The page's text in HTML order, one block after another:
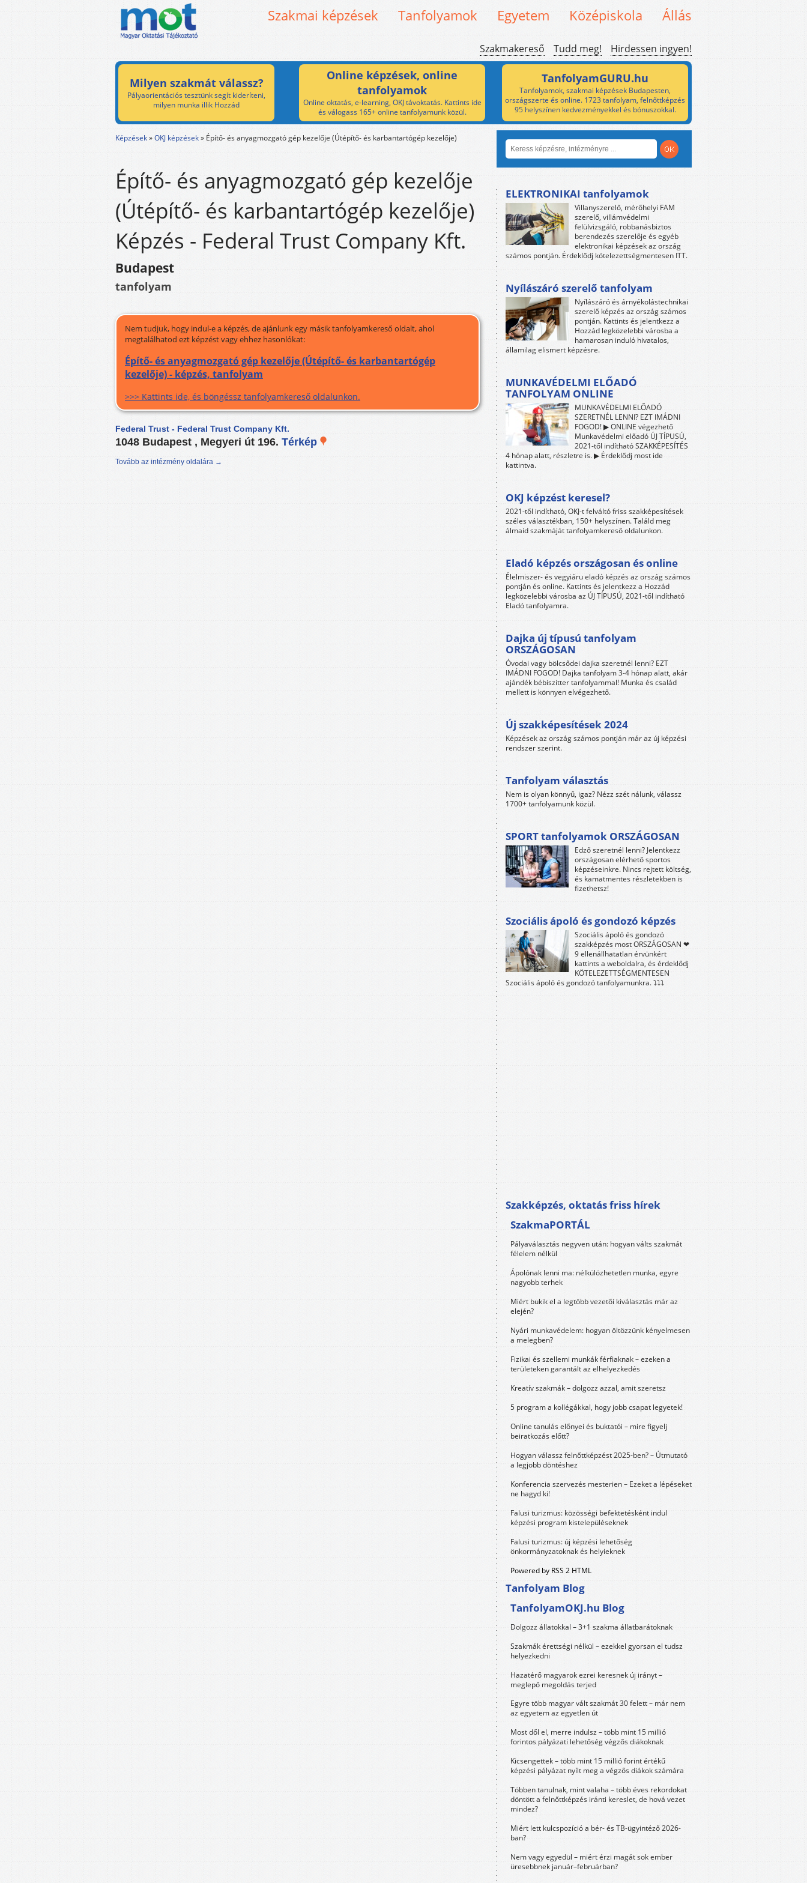
Szakmai képzések Tanfolyamok Egyetem Középiskola Állás
Szakmakereső Tudd meg! Hirdessen ingyen!
Milyen szakmát válassz?
Pályaorientációs tesztünk segít kideríteni,
milyen munka illik Hozzád
Online képzések, online
tanfolyamok
Online oktatás, e-learning, OKJ távoktatás. Kattints ide
és válogass 165+ online tanfolyamunk közül.
TanfolyamGURU.hu
Tanfolyamok, szakmai képzések Budapesten,
országszerte és online. 1723 tanfolyam, felnőttképzés
95 helyszínen kedvezményekkel és bónuszokkal.
Képzések»OKJ képzések» Építő- és anyagmozgató gép kezelője (Útépítő- és karbantartógép kezelője)
Építő- és anyagmozgató gép kezelője
(Útépítő- és karbantartógép kezelője)
Képzés - Federal Trust Company Kft.
Budapest
tanfolyam
Nem tudjuk, hogy indul-e a képzés, de ajánlunk egy másik tanfolyamkereső oldalt, ahol
megtalálhatod ezt képzést vagy ehhez hasonlókat:
Építő- és anyagmozgató gép kezelője (Útépítő- és karbantartógép
kezelője) - képzés, tanfolyam
>>> Kattints ide, és böngéssz tanfolyamkereső oldalunkon.
Federal Trust - Federal Trust Company Kft.
1048 Budapest , Megyeri út 196. Térkép
Tovább az intézmény oldalára →
ELEKTRONIKAI tanfolyamok
Villanyszerelő, mérőhelyi FAM
szerelő, villámvédelmi
felülvizsgáló, robbanásbiztos
berendezés szerelője és egyéb
elektronikai képzések az ország
számos pontján. Érdeklődj kötelezettségmentesen ITT.
Nyílászáró szerelő tanfolyam
Nyílászáró és árnyékolástechnikai
szerelő képzés az ország számos
pontján. Kattints és jelentkezz a
Hozzád legközelebbi városba a
hamarosan induló hivatalos,
államilag elismert képzésre.
MUNKAVÉDELMI ELŐADÓ
TANFOLYAM ONLINE
MUNKAVÉDELMI ELŐADÓ
SZERETNÉL LENNI? EZT IMÁDNI
FOGOD! ▶ ONLINE végezhető
Munkavédelmi előadó ÚJ TÍPUSÚ,
2021-től indítható SZAKKÉPESÍTÉS
4 hónap alatt, részletre is. ▶ Érdeklődj most ide
kattintva.
OKJ képzést keresel?
2021-től indítható, OKJ-t felváltó friss szakképesítések
széles választékban, 150+ helyszínen. Találd meg
álmaid szakmáját tanfolyamkereső oldalunkon.
Eladó képzés országosan és online
Élelmiszer- és vegyiáru eladó képzés az ország számos
pontján és online. Kattints és jelentkezz a Hozzád
legközelebbi városba az ÚJ TÍPUSÚ, 2021-től indítható
Eladó tanfolyamra.
Dajka új típusú tanfolyam
ORSZÁGOSAN
Óvodai vagy bölcsődei dajka szeretnél lenni? EZT
IMÁDNI FOGOD! Dajka tanfolyam 3-4 hónap alatt, akár
ajándék bébiszitter tanfolyammal! Munka és család
mellett is könnyen elvégezhető.
Új szakképesítések 2024
Képzések az ország számos pontján már az új képzési
rendszer szerint.
Tanfolyam választás
Nem is olyan könnyű, igaz? Nézz szét nálunk, válassz
1700+ tanfolyamunk közül.
SPORT tanfolyamok ORSZÁGOSAN
Edző szeretnél lenni? Jelentkezz
országosan elérhető sportos
képzéseinkre. Nincs rejtett költség,
és kamatmentes részletekben is
fizethetsz!
Szociális ápoló és gondozó képzés
Szociális ápoló és gondozó
szakképzés most ORSZÁGOSAN ❤
9 ellenállhatatlan érvünkért
kattints a weboldalra, és érdeklődj
KÖTELEZETTSÉGMENTESEN
Szociális ápoló és gondozó tanfolyamunkra. ⤵⤵⤵
Szakképzés, oktatás friss hírek
SzakmaPORTÁL
Pályaválasztás negyven után: hogyan válts szakmát
félelem nélkül
Ápolónak lenni ma: nélkülözhetetlen munka, egyre
nagyobb terhek
Miért bukik el a legtöbb vezetői kiválasztás már az
elején?
Nyári munkavédelem: hogyan öltözzünk kényelmesen
a melegben?
Fizikai és szellemi munkák férfiaknak – ezeken a
területeken garantált az elhelyezkedés
Kreatív szakmák – dolgozz azzal, amit szeretsz
5 program a kollégákkal, hogy jobb csapat legyetek!
Online tanulás előnyei és buktatói – mire figyelj
beiratkozás előtt?
Hogyan válassz felnőttképzést 2025-ben? – Útmutató
a legjobb döntéshez
Konferencia szervezés mesterien – Ezeket a lépéseket
ne hagyd ki!
Falusi turizmus: közösségi befektetésként indul
képzési program kistelepüléseknek
Falusi turizmus: új képzési lehetőség
önkormányzatoknak és helyieknek
Powered by RSS 2 HTML
Tanfolyam Blog
TanfolyamOKJ.hu Blog
Dolgozz állatokkal – 3+1 szakma állatbarátoknak
Szakmák érettségi nélkül – ezekkel gyorsan el tudsz
helyezkedni
Hazatérő magyarok ezrei keresnek új irányt –
meglepő megoldás terjed
Egyre több magyar vált szakmát 30 felett – már nem
az egyetem az egyetlen út
Most dől el, merre indulsz – több mint 15 millió
forintos pályázati lehetőség végzős diákoknak
Kicsengettek – több mint 15 millió forint értékű
képzési pályázat nyílt meg a végzős diákok számára
Többen tanulnak, mint valaha – több éves rekordokat
döntött a felnőttképzés iránti kereslet, de hová vezet
mindez?
Miért lett kulcspozíció a bér- és TB-ügyintéző 2026-
ban?
Nem vagy egyedül – miért érzi magát sok ember
üresebbnek január–februárban?